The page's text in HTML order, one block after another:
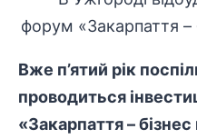
Вже п’ятий рік
проводиться
«Закарпаття –